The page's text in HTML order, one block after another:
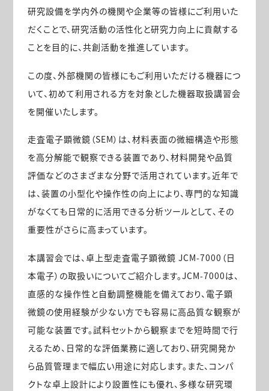
研究設備を学内外の機関や企業等の皆様にご利用いた
だくことで、研究活動の活性化と研究力向上に貢献する
ことを目的に、共創活動を推進しています。
この度、外部機関の皆様にもご利用いただける機器につ
いて、初めて利用される方を対象とした機器取扱講習会
を開催いたします。
走査電子顕微鏡（SEM）は、材料表面の微細構造や形態
を高分解能で観察できる装置であり、材料開発や品質
評価などのさまざまな分野で活用されています。近年で
は、装置の小型化や操作性の向上により、専門的な知識
がなくても日常的に活用できる分析ツールとして、その
重要性がさらに高まっています。
本講習会では、卓上型走査電子顕微鏡 JCM-7000（日
本電子）の取扱いについてご紹介します。JCM-7000は、
直感的な操作性と自動調整機能を備えており、電子顕
微鏡の使用経験が少ない方でも容易に高品質な観察が
可能な装置です。試料セットから観察までを短時間で行
えるため、日常的な評価業務に適しており、研究開発か
ら品質管理まで幅広い用途に対応します。また、コンパ
クトな卓上設計により設置性にも優れ、多様な研究環